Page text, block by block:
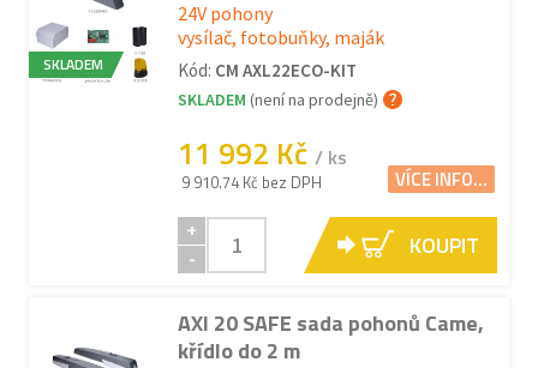
SKLADEM
24V pohony
vysílač, fotobuňky, maják
Kód: CM AXL22ECO-KIT
SKLADEM (není na prodejně)
11 992 Kč / ks
9 910.74 Kč bez DPH VÍCE INFO...
+
-
KOUPIT
AXI 20 SAFE sada pohonů Came,
křídlo do 2 m